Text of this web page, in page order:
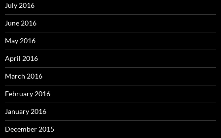
July 2016
June 2016
May 2016
April 2016
March 2016
February 2016
January 2016
December 2015